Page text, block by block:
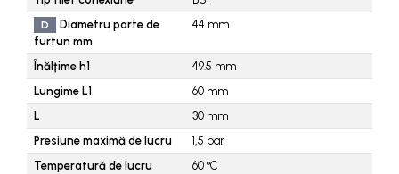
D
Diametru parte de
furtun mm
44 mm
Înălţime h1 49.5 mm
Lungime L1
60 mm
L
30 mm
Presiune maximă de lucru
1,5 bar
Temperatură de lucru
60 °C